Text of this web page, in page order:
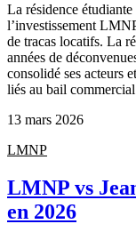
La résidence
l’investissement
de tracas locatifs. La
années de
consolidé ses acteurs
liés au bail
13 mars 2026
LMNP
LMNP vs
en 2026